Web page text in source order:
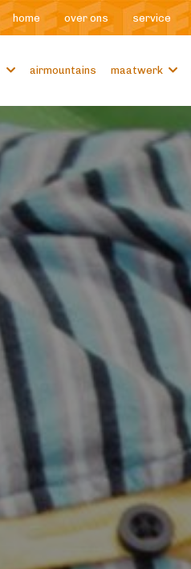
home over ons service
airmountains maatwerk